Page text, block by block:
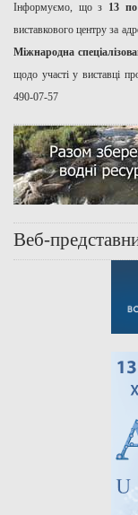
Інформуємо, що з 13
виставкового центру за
Міжнародна
щодо участі у виставці
490-07-57
Веб-